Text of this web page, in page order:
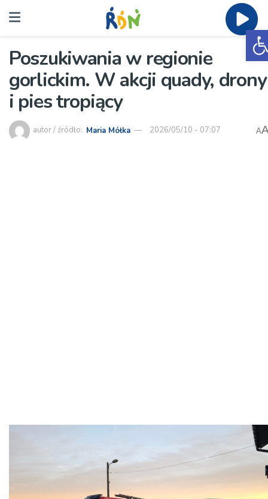
Poszukiwania w regionie
gorlickim. W akcji quady, drony
i pies tropiący
autor / źródło: Maria Mółka 2026/05/10 - 07:07 A